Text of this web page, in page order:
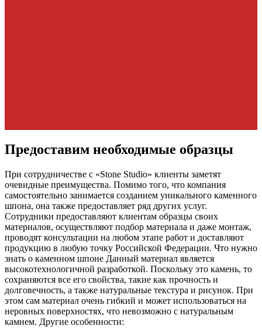
Предоставим необходимые образцы
При сотрудничестве с «Stone Studio» клиенты заметят
очевидные преимущества. Помимо того, что компания
самостоятельно занимается созданием уникального каменного
шпона, она также предоставляет ряд других услуг.
Сотрудники предоставляют клиентам образцы своих
материалов, осуществляют подбор материала и даже монтаж,
проводят консультации на любом этапе работ и доставляют
продукцию в любую точку Российской Федерации. Что нужно
знать о каменном шпоне Данный материал является
высокотехнологичной разработкой. Поскольку это камень, то
сохраняются все его свойства, такие как прочность и
долговечность, а также натуральные текстура и рисунок. При
этом сам материал очень гибкий и может использоваться на
неровных поверхностях, что невозможно с натуральным
камнем. Другие особенности: